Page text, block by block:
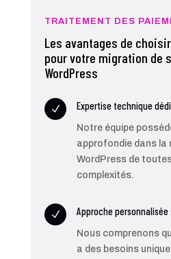
TRAITEMENT DES
Les avantages de
pour votre migration de
WordPress
N Expertise technique
Notre équipe
approfondie dans la
WordPress de
complexités.
N Approche personnalisée :
Nous comprenons
a des besoins